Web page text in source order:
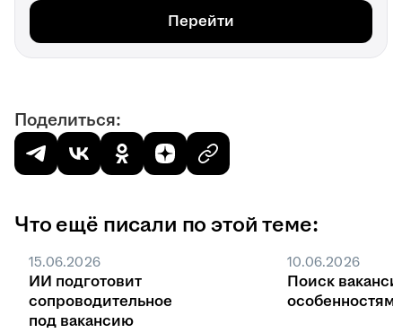
Перейти
Поделиться:
Что ещё писали по этой теме:
15.06.2026
ИИ подготовит
сопроводительное
под вакансию
10.06.2026
Поиск